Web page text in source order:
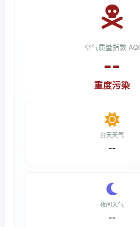
空气质量指数 AQI
--
重度污染
白天天气
--
夜间天气
--